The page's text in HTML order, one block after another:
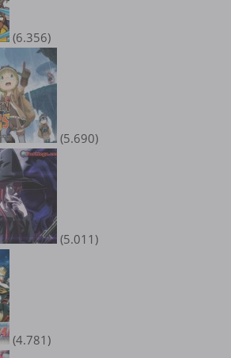
(6.356)
(5.690)
(5.011)
(4.781)